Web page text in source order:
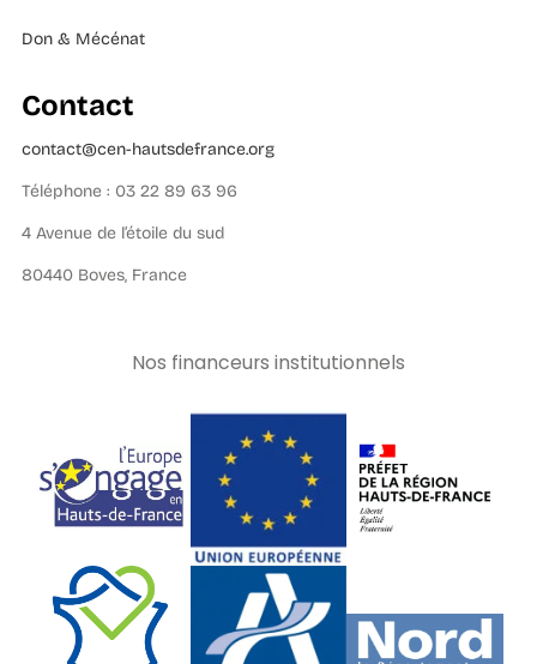
Don & Mécénat
Contact
contact@cen-hautsdefrance.org
Téléphone : 03 22 89 63 96
4 Avenue de l’étoile du sud
80440 Boves, France
Nos financeurs institutionnels